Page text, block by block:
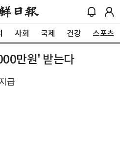
사회 국제 건강 스포츠
만원' 받는다
급